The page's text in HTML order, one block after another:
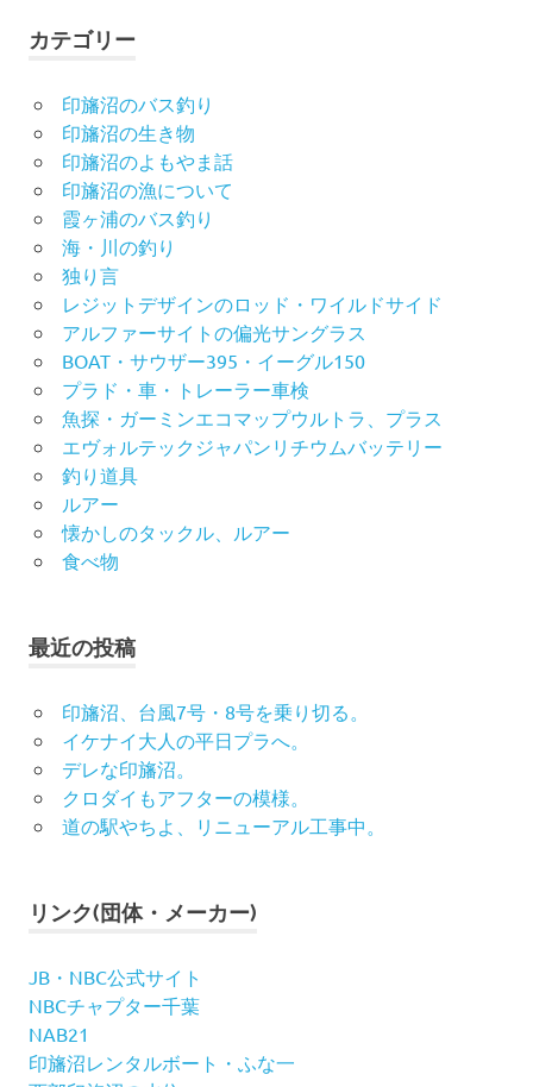
カテゴリー
印旛沼のバス釣り
印旛沼の生き物
印旛沼のよもやま話
印旛沼の漁について
霞ヶ浦のバス釣り
海・川の釣り
独り言
レジットデザインのロッド・ワイルドサイド
アルファーサイトの偏光サングラス
BOAT・サウザー395・イーグル150
プラド・車・トレーラー車検
魚探・ガーミンエコマップウルトラ、プラス
エヴォルテックジャパンリチウムバッテリー
釣り道具
ルアー
懐かしのタックル、ルアー
食べ物
最近の投稿
印旛沼、台風7号・8号を乗り切る。
イケナイ大人の平日プラへ。
デレな印旛沼。
クロダイもアフターの模様。
道の駅やちよ、リニューアル工事中。
リンク(団体・メーカー)
JB・NBC公式サイト
NBCチャプター千葉
NAB21
印旛沼レンタルボート・ふな一